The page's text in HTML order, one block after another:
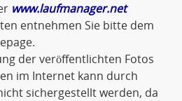
www.laufmanager.net
entnehmen Sie bitte dem
der veröffentlichten Fotos
im Internet kann durch
sichergestellt werden, da